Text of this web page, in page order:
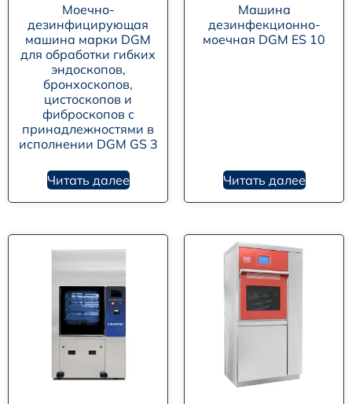
Моечно-
дезинфицирующая
машина марки DGM
для обработки гибких
эндоскопов,
бронхоскопов,
цистоскопов и
фиброскопов с
принадлежностями в
исполнении DGM GS 3
Читать далее
Машина
дезинфекционно-
моечная DGM ES 10
Читать далее